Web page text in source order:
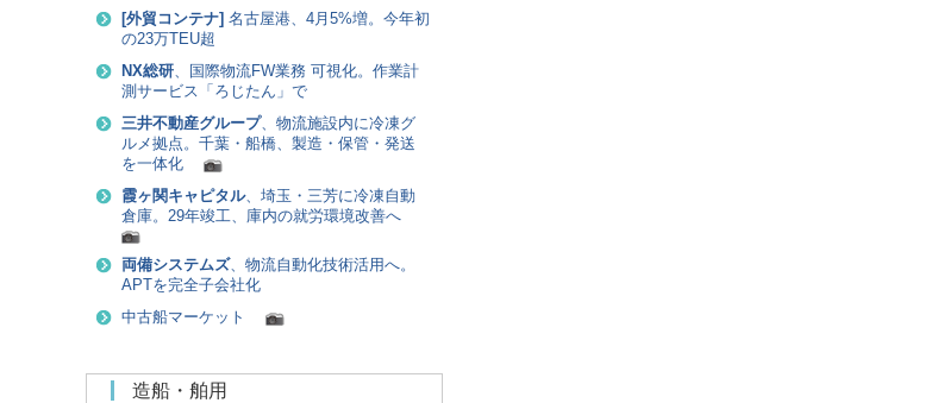
[外貿コンテナ] 名古屋港、4月5%増。今年初
の23万TEU超
NX総研、国際物流FW業務 可視化。作業計
測サービス「ろじたん」で
三井不動産グループ、物流施設内に冷凍グ
ルメ拠点。千葉・船橋、製造・保管・発送
を一体化
霞ヶ関キャピタル、埼玉・三芳に冷凍自動
倉庫。29年竣工、庫内の就労環境改善へ
両備システムズ、物流自動化技術活用へ。
APTを完全子会社化
中古船マーケット
造船・舶用